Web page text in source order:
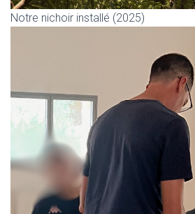
Notre nichoir installé (2025)